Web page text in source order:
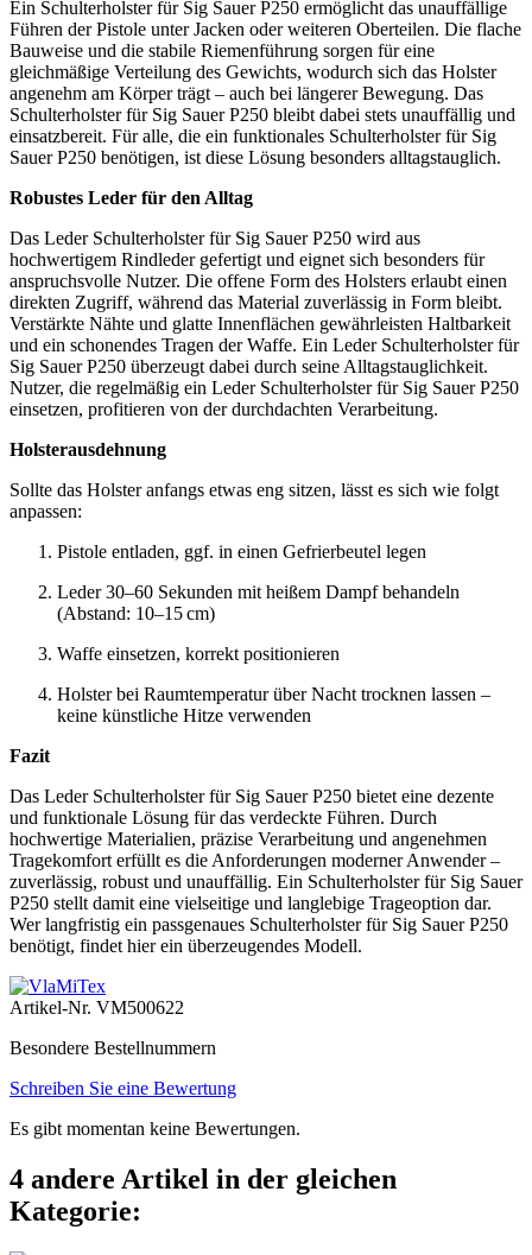
Ein Schulterholster für Sig Sauer P250 ermöglicht das unauffällige
Führen der Pistole unter Jacken oder weiteren Oberteilen. Die flache
Bauweise und die stabile Riemenführung sorgen für eine
gleichmäßige Verteilung des Gewichts, wodurch sich das Holster
angenehm am Körper trägt – auch bei längerer Bewegung. Das
Schulterholster für Sig Sauer P250 bleibt dabei stets unauffällig und
einsatzbereit. Für alle, die ein funktionales Schulterholster für Sig
Sauer P250 benötigen, ist diese Lösung besonders alltagstauglich.
Robustes Leder für den Alltag
Das Leder Schulterholster für Sig Sauer P250 wird aus
hochwertigem Rindleder gefertigt und eignet sich besonders für
anspruchsvolle Nutzer. Die offene Form des Holsters erlaubt einen
direkten Zugriff, während das Material zuverlässig in Form bleibt.
Verstärkte Nähte und glatte Innenflächen gewährleisten Haltbarkeit
und ein schonendes Tragen der Waffe. Ein Leder Schulterholster für
Sig Sauer P250 überzeugt dabei durch seine Alltagstauglichkeit.
Nutzer, die regelmäßig ein Leder Schulterholster für Sig Sauer P250
einsetzen, profitieren von der durchdachten Verarbeitung.
Holsterausdehnung
Sollte das Holster anfangs etwas eng sitzen, lässt es sich wie folgt
anpassen:
Pistole entladen, ggf. in einen Gefrierbeutel legen
Leder 30–60 Sekunden mit heißem Dampf behandeln
(Abstand: 10–15 cm)
Waffe einsetzen, korrekt positionieren
Holster bei Raumtemperatur über Nacht trocknen lassen –
keine künstliche Hitze verwenden
Fazit
Das Leder Schulterholster für Sig Sauer P250 bietet eine dezente
und funktionale Lösung für das verdeckte Führen. Durch
hochwertige Materialien, präzise Verarbeitung und angenehmen
Tragekomfort erfüllt es die Anforderungen moderner Anwender –
zuverlässig, robust und unauffällig. Ein Schulterholster für Sig Sauer
P250 stellt damit eine vielseitige und langlebige Trageoption dar.
Wer langfristig ein passgenaues Schulterholster für Sig Sauer P250
benötigt, findet hier ein überzeugendes Modell.
Artikel-Nr. VM500622
Besondere Bestellnummern
Schreiben Sie eine Bewertung
Es gibt momentan keine Bewertungen.
4 andere Artikel in der gleichen
Kategorie: